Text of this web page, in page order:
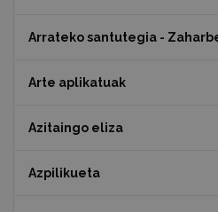
Arrateko santutegia -
Arte aplikatuak
Azitaingo eliza
Azpilikueta